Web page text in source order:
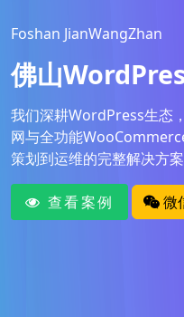
Foshan JianWangZhan
佛山
我们深耕WordPress生态
网与全功能
策划到运维的完整解决方
查看案例 微